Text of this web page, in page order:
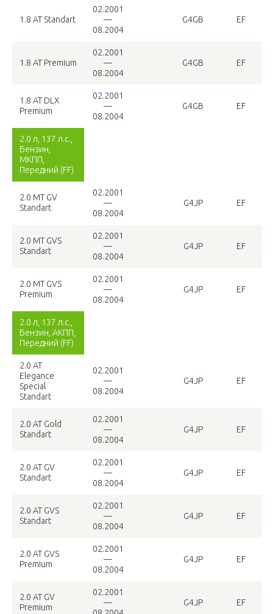
1.8 AT Standart
02.2001
—
08.2004
G4GB EF
1.8 AT Premium
02.2001
—
08.2004
G4GB EF
1.8 AT DLX
Premium
02.2001
—
08.2004
G4GB EF
2.0 л, 137 л.с.,
Бензин,
МКПП,
Передний (FF)
2.0 MT GV
Standart
02.2001
—
08.2004
G4JP EF
2.0 MT GVS
Standart
02.2001
—
08.2004
G4JP EF
2.0 MT GVS
Premium
02.2001
—
08.2004
G4JP EF
2.0 л, 137 л.с.,
Бензин, АКПП,
Передний (FF)
2.0 AT
Elegance
Special
Standart
02.2001
—
08.2004
G4JP EF
2.0 AT Gold
Standart
02.2001
—
08.2004
G4JP EF
2.0 AT GV
Standart
02.2001
—
08.2004
G4JP EF
2.0 AT GVS
Standart
02.2001
—
08.2004
G4JP EF
2.0 AT GVS
Premium
02.2001
—
08.2004
G4JP EF
2.0 AT GV
Premium
02.2001
—
G4JP EF